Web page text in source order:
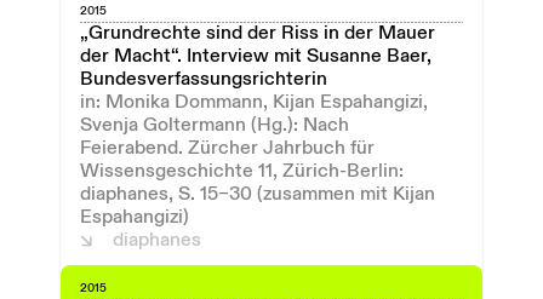
2015
„Grundrechte sind der Riss in der Mauer
der Macht“. Interview mit Susanne Baer,
Bundesverfassungsrichterin
in: Monika Dommann, Kijan Espahangizi,
Svenja Goltermann (Hg.): Nach
Feierabend. Zürcher Jahrbuch für
Wissensgeschichte 11, Zürich-Berlin:
diaphanes, S. 15–30 (zusammen mit Kijan
Espahangizi)
diaphanes
2015